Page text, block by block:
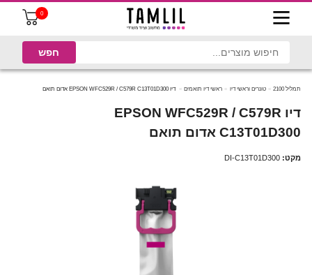
0
תמליל 2100 טונרים וראשי דיו ראשי דיו תואמים דיו EPSON WFC529R / C579R C13T01D300 אדום תואם
דיו EPSON WFC529R / C579R
C13T01D300 אדום תואם
מקט: DI-C13T01D300